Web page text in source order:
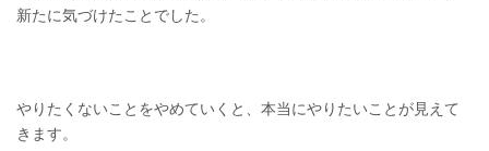
新たに気づけたことでした。
やりたくないことをやめていくと、本当にやりたいことが見えて
きます。